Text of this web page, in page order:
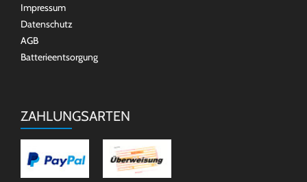
Impressum
Datenschutz
AGB
Batterieentsorgung
ZAHLUNGSARTEN